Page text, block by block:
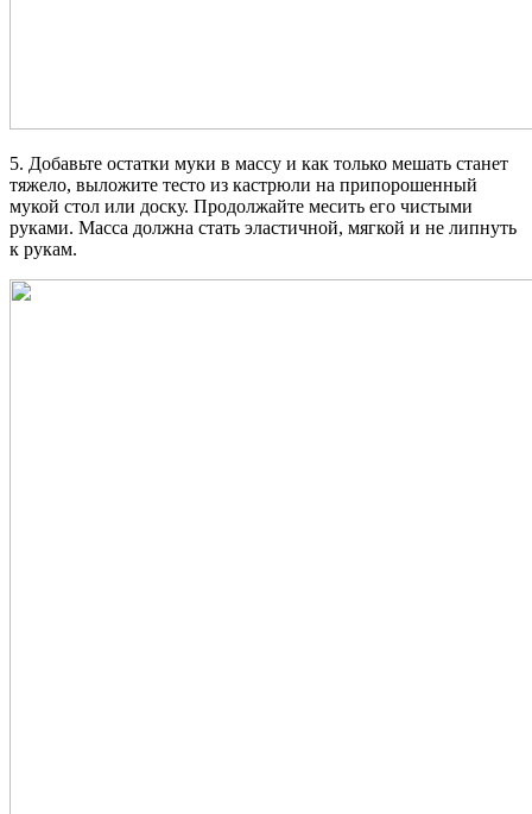
5. Добавьте остатки муки в массу и как только мешать станет
тяжело, выложите тесто из кастрюли на припорошенный
мукой стол или доску. Продолжайте месить его чистыми
руками. Масса должна стать эластичной, мягкой и не липнуть
к рукам.